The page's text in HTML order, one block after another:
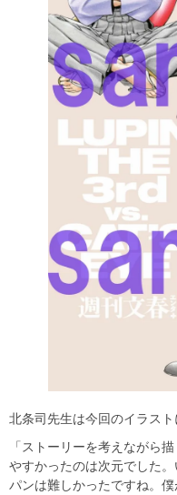
北条司先生は今回のイラスト
「ストーリーを考えながら
やすかったのは次元でした
パンは難しかったですね。